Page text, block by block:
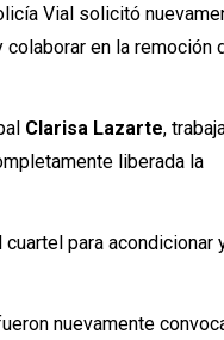
Vial solicitó
en la remoción
Clarisa Lazarte,
liberada la
para acondicionar
nuevamente